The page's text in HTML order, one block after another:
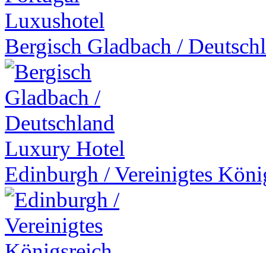
Luxushotel
Bergisch Gladbach /
Luxury Hotel
Edinburgh /Vereinigtes